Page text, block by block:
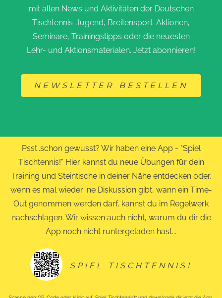
mit allen News und Aktivitäten der Deutschen
Tischtennis-Jugend, Breitensport-Aktionen,
Seminare, Trainingstipps oder die neuesten
Lehr- und Aktionsmaterialen. Jetzt abonnieren!
NEWSLETTER BESTELLEN
Psst..schon gewusst? Wir haben eine App - "Spiel
Tischtennis!" Hier kannst du neue Übungen für dein
Training und Steintische in deiner Nähe entdecken oder,
wenn es mal wieder 'ne Diskussion gibt, wann ein Time-
Out genommen werden darf, kannst du im Regelwerk
nachschlagen. Wir wissen auch nicht, warum du dir die
App noch nicht runtergeladen hast...
SPIEL TISCHTENNIS!